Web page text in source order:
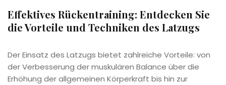
Effektives Rückentraining: Entdecken Sie
die Vorteile und Techniken des Latzugs
Der Einsatz des Latzugs bietet zahlreiche Vorteile: von
der Verbesserung der muskulären Balance über die
Erhöhung der allgemeinen Körperkraft bis hin zur